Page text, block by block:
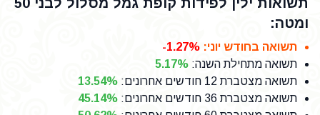
ומטה:
תשואה בחודש יוני:
-1.27%
תשואה מתחילת השנה:
5.17%
תשואה מצטברת 12 חודשים אחרונים
:
13.54%
תשואה מצטברת 36 חודשים אחרונים
:
45.14%